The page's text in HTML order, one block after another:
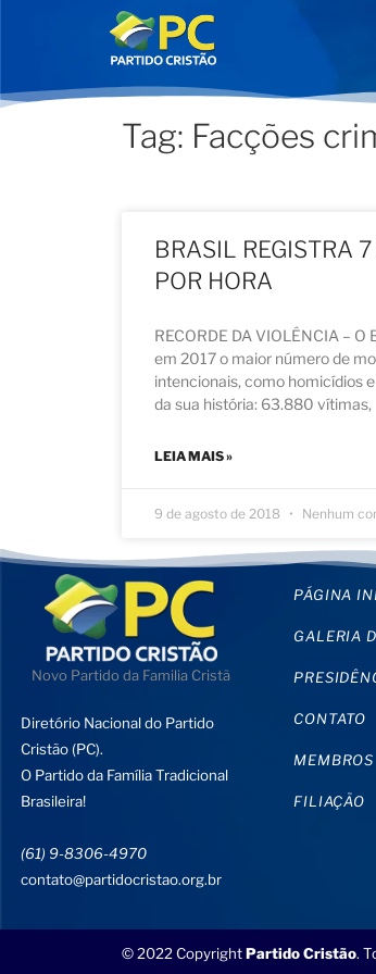
Tag: Facções
BRASIL REGISTRA
POR HORA
RECORDE DA VIOLÊNCIA – O
em 2017 o maior número de
intencionais, como homicídios
da sua história: 63.880 vítimas,
LEIA MAIS »
9 de agosto de 2018 Nenhum
Novo Partido da Familia Cristã
Diretório Nacional do Partido
Cristão (PC).
O Partido da Família Tradicional
Brasileira!
(61) 9-8306-4970
contato@partidocristao.org.br
PÁGINA
GALERIA
CONTATO
MEMBROS
FILIAÇÃO
© 2022 CopyrightPartido Cristão.